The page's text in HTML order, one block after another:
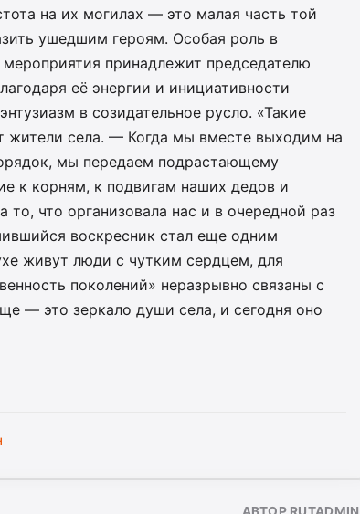
на их могилах — это малая часть той
ушедшим героям. Особая роль в
принадлежит председателю
её энергии и инициативности
в созидательное русло. «Такие
села. — Когда мы вместе выходим на
мы передаем подрастающему
к корням, к подвигам наших дедов и
то, что организовала нас и в очередной раз
воскресник стал еще одним
живут люди с чутким сердцем, для
поколений» неразрывно связаны с
— это зеркало души села, и сегодня оно